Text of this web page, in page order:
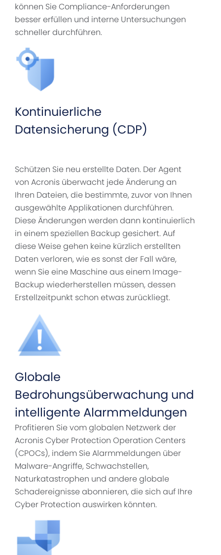
können Sie Compliance-Anforderungen
besser erfüllen und interne Untersuchungen
schneller durchführen.
Kontinuierliche
Datensicherung (CDP)
Schützen Sie neu erstellte Daten. Der Agent
von Acronis überwacht jede Änderung an
Ihren Dateien, die bestimmte, zuvor von Ihnen
ausgewählte Applikationen durchführen.
Diese Änderungen werden dann kontinuierlich
in einem speziellen Backup gesichert. Auf
diese Weise gehen keine kürzlich erstellten
Daten verloren, wie es sonst der Fall wäre,
wenn Sie eine Maschine aus einem Image-
Backup wiederherstellen müssen, dessen
Erstellzeitpunkt schon etwas zurückliegt.
Globale
Bedrohungsüberwachung und
intelligente Alarmmeldungen
Profitieren Sie vom globalen Netzwerk der
Acronis Cyber Protection Operation Centers
(CPOCs), indem Sie Alarmmeldungen über
Malware-Angriffe, Schwachstellen,
Naturkatastrophen und andere globale
Schadereignisse abonnieren, die sich auf Ihre
Cyber Protection auswirken könnten.